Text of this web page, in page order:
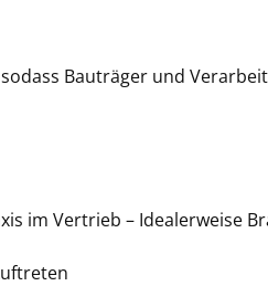
Bauträger und
im Vertrieb – Idealerweise